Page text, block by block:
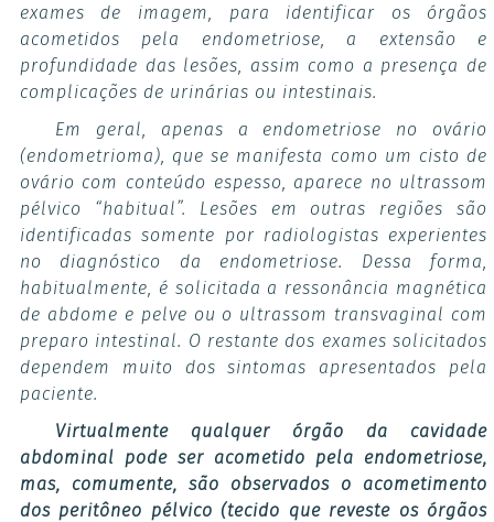
exames de imagem, para identificar os órgãos
acometidos pela endometriose, a extensão e
profundidade das lesões, assim como a presença de
complicações de urinárias ou intestinais.
Em geral, apenas a endometriose no ovário
(endometrioma), que se manifesta como um cisto de
ovário com conteúdo espesso, aparece no ultrassom
pélvico “habitual”. Lesões em outras regiões são
identificadas somente por radiologistas experientes
no diagnóstico da endometriose. Dessa forma,
habitualmente, é solicitada a ressonância magnética
de abdome e pelve ou o ultrassom transvaginal com
preparo intestinal. O restante dos exames solicitados
dependem muito dos sintomas apresentados pela
paciente.
Virtualmente qualquer órgão da cavidade
abdominal pode ser acometido pela endometriose,
mas, comumente, são observados o acometimento
dos peritôneo pélvico (tecido que reveste os órgãos